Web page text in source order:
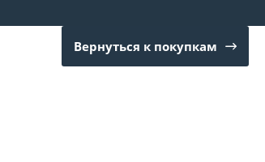
Вернуться к покупкам